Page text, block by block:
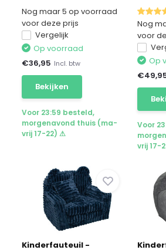
Nog maar 5 op voorraad
voor deze prijs
Vergelijk
Op voorraad
€36,95 Incl. btw
Bekijken
Voor 23:59 besteld,
morgenavond thuis (ma-
vrij 17-22) ⚠
Nog
voor
Op
€
Voor
vrij 17-
Kinderfauteuil -